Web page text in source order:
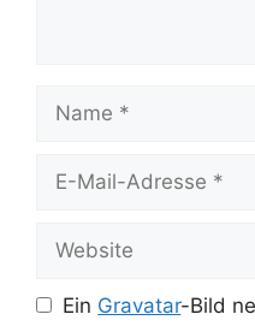
Name
Website
Ein Gravatar-Bild